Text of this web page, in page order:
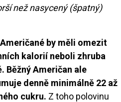
než nasycený (špatný)
by měli omezit
kalorií neboli zhruba
Běžný Američan ale
denně minimálně 22 až
cukru. Z toho polovinu